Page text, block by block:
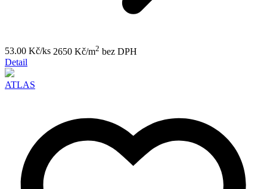
53.00 Kč/ks 2650 Kč/m2 bez DPH
Detail
ATLAS